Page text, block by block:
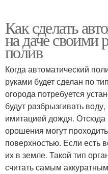
Как сделать
на даче своими
полив
Когда автоматический
руками будет сделан по
огорода потребуется
будут разбрызгивать
имитацией дождя.
орошения могут
поверхностью. Если есть
их в земле. Такой тип
считать самым